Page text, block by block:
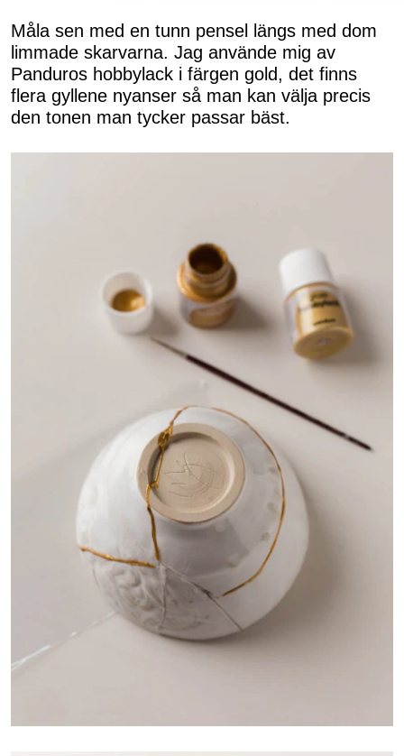
Måla sen med en tunn pensel längs med dom
limmade skarvarna. Jag använde mig av
Panduros hobbylack i färgen gold, det finns
flera gyllene nyanser så man kan välja precis
den tonen man tycker passar bäst.